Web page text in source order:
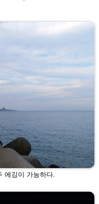
에깅이 가능하다.